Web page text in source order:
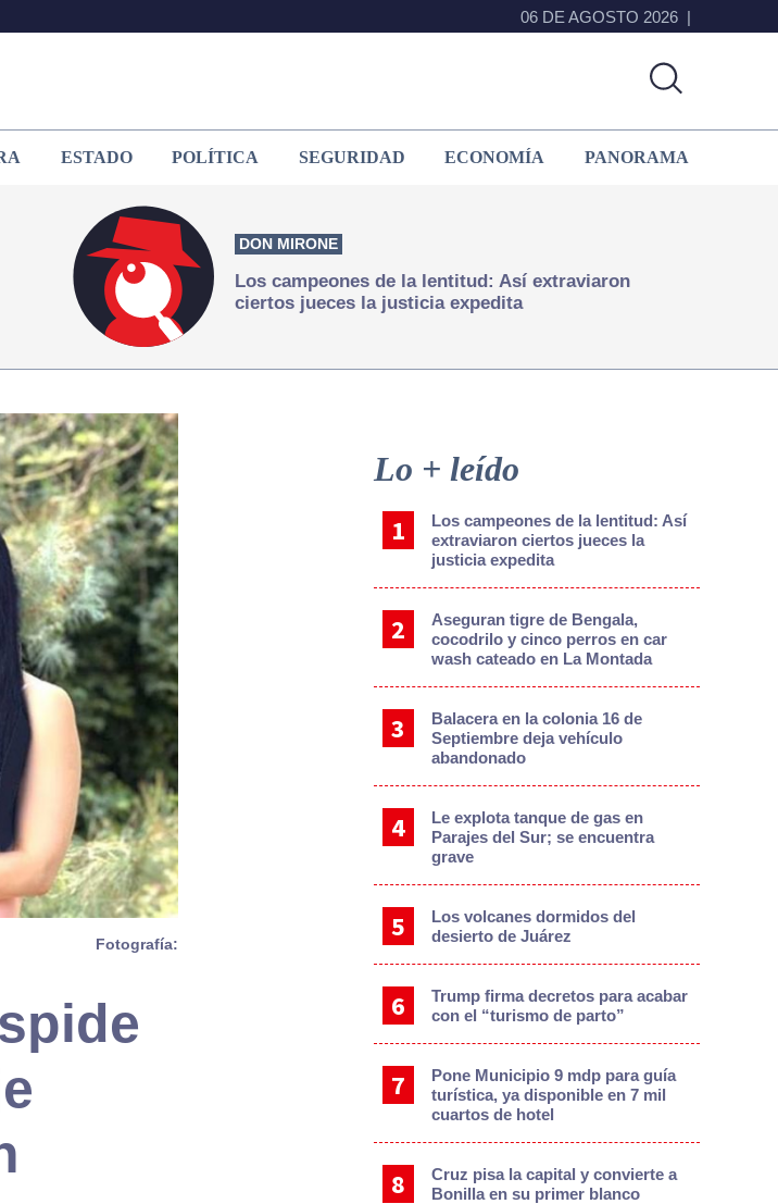
06 DE AGOSTO 2026
ESTADO POLÍTICA SEGURIDAD ECONOMÍA PANORAMA
DON MIRONE
Los campeones de la lentitud: Así extraviaron
ciertos jueces la justicia expedita
Fotografía:
Sidebar
Lo + leído
Los campeones de la lentitud: Así
extraviaron ciertos jueces la
justicia expedita
Aseguran tigre de Bengala,
cocodrilo y cinco perros en car
wash cateado en La Montada
Balacera en la colonia 16 de
Septiembre deja vehículo
abandonado
Le explota tanque de gas en
Parajes del Sur; se encuentra
grave
Los volcanes dormidos del
desierto de Juárez
Trump firma decretos para acabar
con el “turismo de parto”
Pone Municipio 9 mdp para guía
turística, ya disponible en 7 mil
cuartos de hotel
Cruz pisa la capital y convierte a
Bonilla en su primer blanco